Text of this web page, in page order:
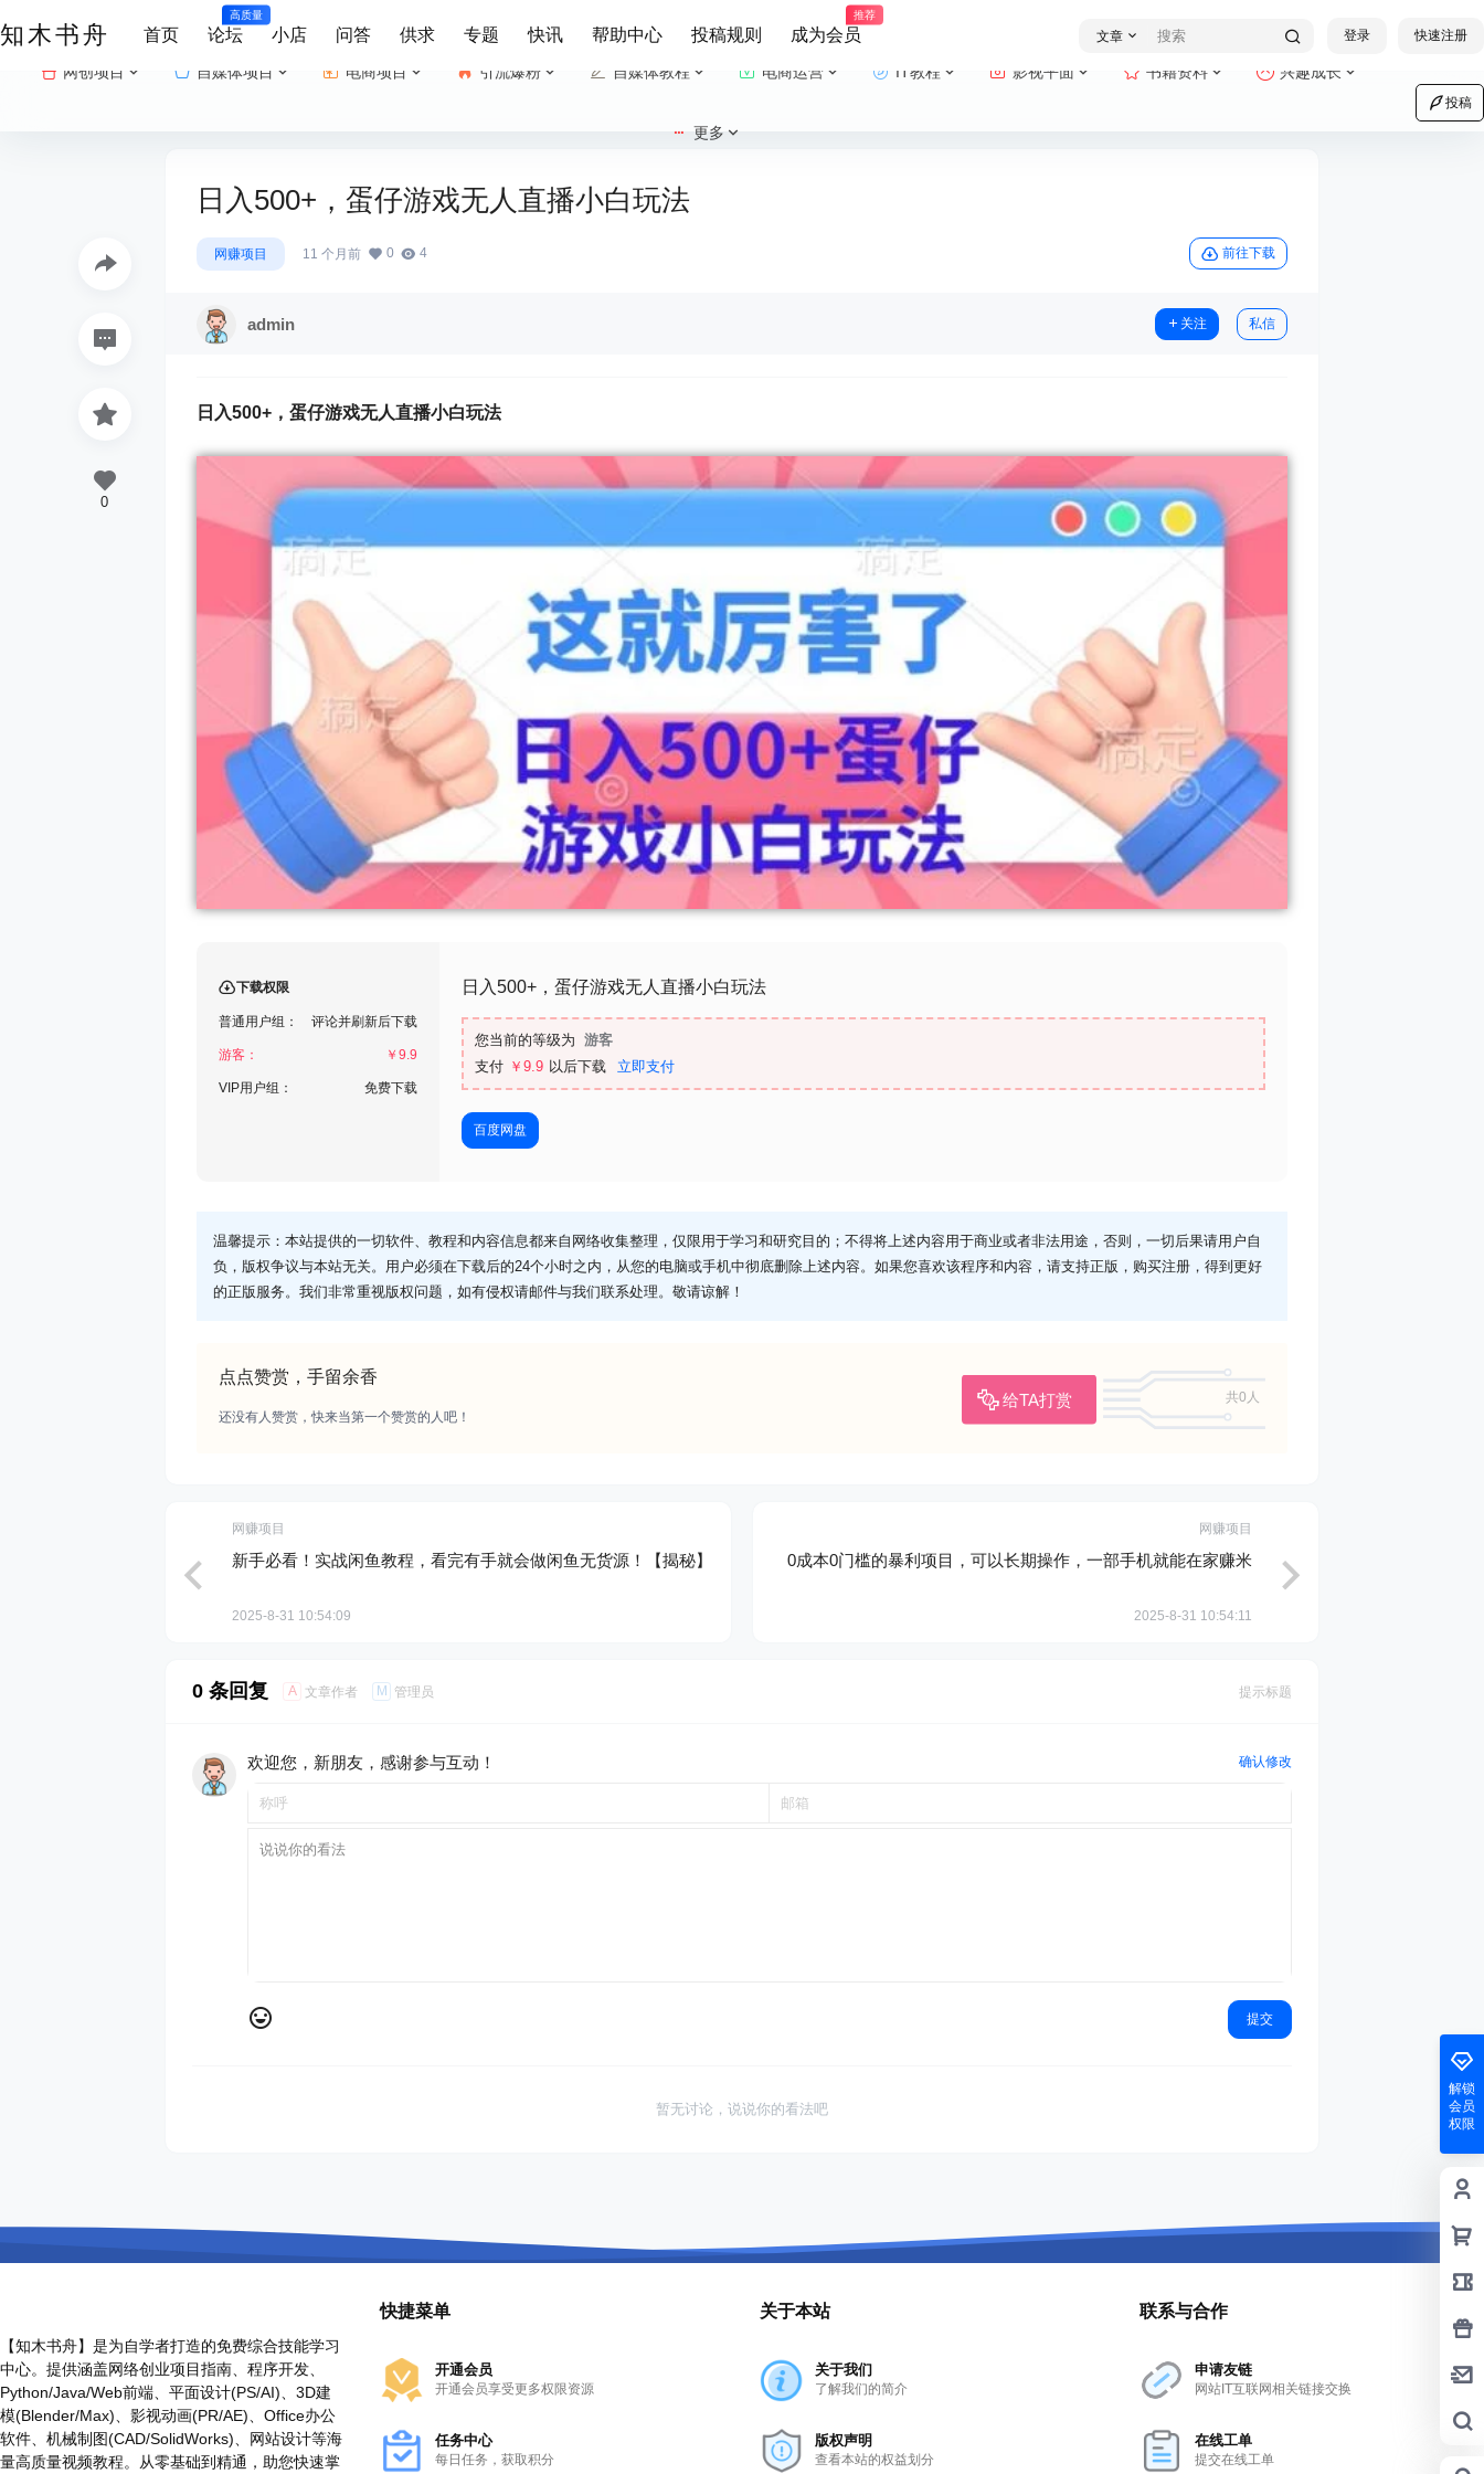
知木书舟 首页
高质量
论坛 小店 问答 供求 专题 快讯 帮助中心 投稿规则
推荐
成为会员 文章 登录 快速注册
网创项目 自媒体项目 电商项目 引流爆粉 自媒体教程 电商运营 IT教程 影视平面 书籍资料 兴趣成长
更多
投稿
日入500+，蛋仔游戏无人直播小白玩法
网赚项目 11 个月前 0 4 前往下载
admin 关注 私信
日入500+， 蛋仔游戏无人直播小白玩法
下载权限
普通用户组： 评论并刷新后下载
游客： ￥ 9.9
VIP用户组： 免费下载
日入500+，蛋仔游戏无人直播小白玩法
您当前的等级为 游客
支付 ￥9.9 以后下载 立即支付
百度网盘
温馨提示：本站提供的一切软件、教程和内容信息都来自网络收集整理，仅限用于学习和研究目的；不得将上述内容用于商业或者非法用途，否则，一切后果请用户自
负，版权争议与本站无关。用户必须在下载后的24个小时之内，从您的电脑或手机中彻底删除上述内容。如果您喜欢该程序和内容，请支持正版，购买注册，得到更好
的正版服务。我们非常重视版权问题，如有侵权请邮件与我们联系处理。敬请谅解！
点点赞赏，手留余香
给TA打赏
共0人
还没有人赞赏，快来当第一个赞赏的人吧！
0
网赚项目
新手必看！实战闲鱼教程，看完有手就会做闲鱼无货源！【揭秘】
2025-8-31 10:54:09
网赚项目
0成本0门槛的暴利项目，可以长期操作，一部手机就能在家赚米
2025-8-31 10:54:11
0 条回复 A 文章作者 M 管理员 提示标题
欢迎您，新朋友，感谢参与互动！ 确认修改
提交
暂无讨论，说说你的看法吧
解锁
会员
权限
【知木书舟】是为自学者打造的免费综合技能学习
中心。提供涵盖网络创业项目指南、程序开发、
Python/Java/Web前端、平面设计(PS/AI)、3D建
模(Blender/Max)、影视动画(PR/AE)、Office办公
软件、机械制图(CAD/SolidWorks)、网站设计等海
量高质量视频教程。从零基础到精通，助您快速掌
快捷菜单
开通会员
开通会员享受更多权限资源
任务中心
每日任务，获取积分
关于本站
关于我们
了解我们的简介
版权声明
查看本站的权益划分
联系与合作
申请友链
网站IT互联网相关链接交换
在线工单
提交在线工单